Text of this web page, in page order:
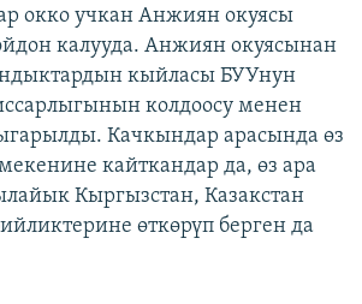
окко учкан Анжиян окуясы
калууда. Анжиян окуясынан
кыйласы БУУнун
колдоосу менен
Качкындар арасында өз
кайткандар да, өз ара
Кыргызстан, Казакстан
өткөрүп берген да